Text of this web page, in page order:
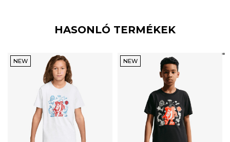
HASONLÓ TERMÉKEK
NEW NEW